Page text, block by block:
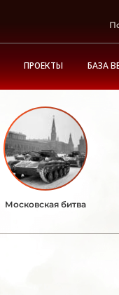
ПРОЕКТЫ БАЗА
Московская битва